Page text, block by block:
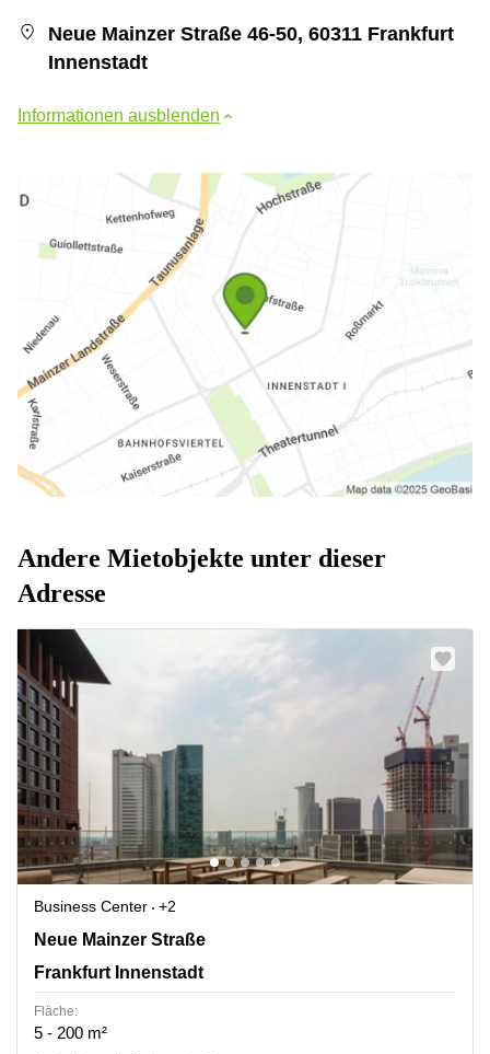
Neue Mainzer Straße 46-50, 60311 Frankfurt
Innenstadt
Informationen ausblenden
Andere Mietobjekte unter dieser
Adresse
Business Center
+2
Neue Mainzer Straße 46-50, Frankfurt Innenstadt
Neue Mainzer Straße
Frankfurt Innenstadt
Fläche:
5 - 200 m²